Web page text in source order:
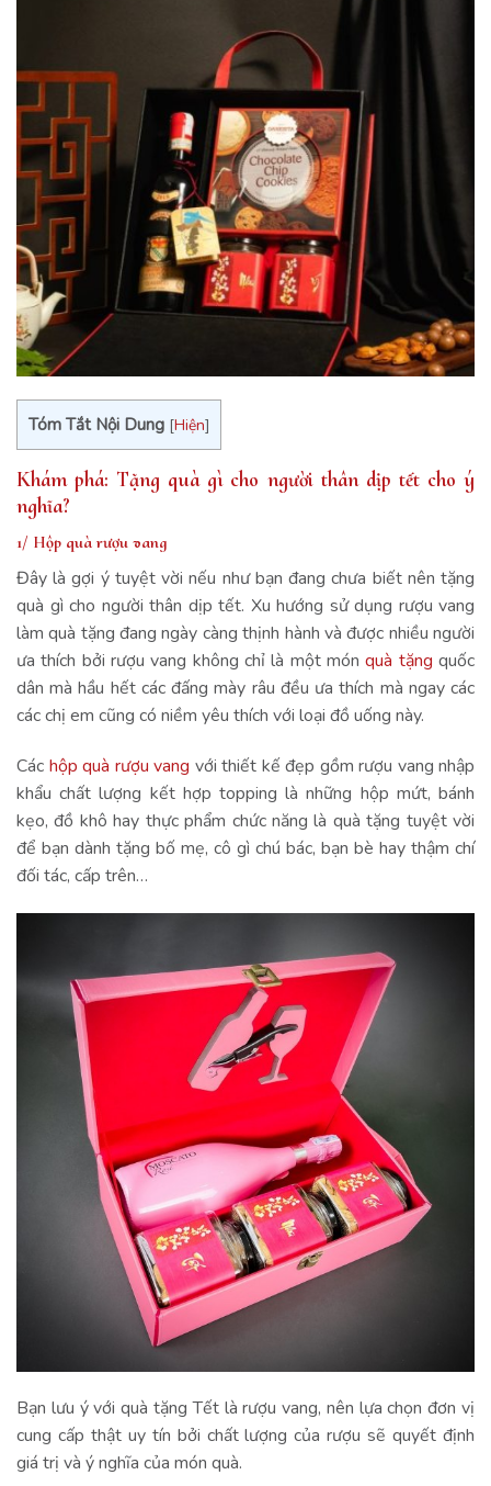
Tóm Tắt Nội Dung [Hiện]
Khám phá: Tặng quà gì cho người thân dịp tết cho ý
nghĩa?
1/ Hộp quà rượu vang
Đây là gợi ý tuyệt vời nếu như bạn đang chưa biết nên tặng
quà gì cho người thân dịp tết. Xu hướng sử dụng rượu vang
làm quà tặng đang ngày càng thịnh hành và được nhiều người
ưa thích bởi rượu vang không chỉ là một mónquà tặng quốc
dân mà hầu hết các đấng mày râu đều ưa thích mà ngay các
các chị em cũng có niềm yêu thích với loại đồ uống này.
Các hộp quà rượu vang với thiết kế đẹp gồm rượu vang nhập
khẩu chất lượng kết hợp topping là những hộp mứt, bánh
kẹo, đồ khô hay thực phẩm chức năng là quà tặng tuyệt vời
để bạn dành tặng bố mẹ, cô gì chú bác, bạn bè hay thậm chí
đối tác, cấp trên…
Bạn lưu ý với quà tặng Tết là rượu vang, nên lựa chọn đơn vị
cung cấp thật uy tín bởi chất lượng của rượu sẽ quyết định
giá trị và ý nghĩa của món quà.